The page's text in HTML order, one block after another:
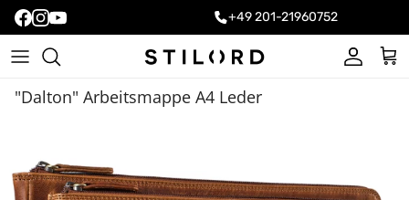
+49 201-21960752
Konto
"Dalton" Arbeitsmappe A4 Leder